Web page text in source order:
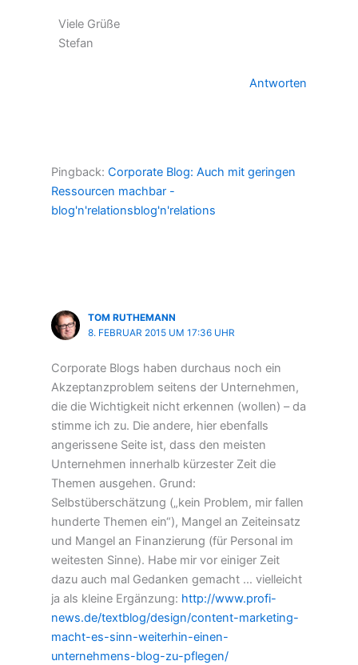
Viele Grüße
Stefan
Antworten
Pingback: Corporate Blog: Auch mit geringen
Ressourcen machbar -
blog'n'relationsblog'n'relations
TOM RUTHEMANN
8. FEBRUAR 2015 UM 17:36 UHR
Corporate Blogs haben durchaus noch ein
Akzeptanzproblem seitens der Unternehmen,
die die Wichtigkeit nicht erkennen (wollen) – da
stimme ich zu. Die andere, hier ebenfalls
angerissene Seite ist, dass den meisten
Unternehmen innerhalb kürzester Zeit die
Themen ausgehen. Grund:
Selbstüberschätzung („kein Problem, mir fallen
hunderte Themen ein“), Mangel an Zeiteinsatz
und Mangel an Finanzierung (für Personal im
weitesten Sinne). Habe mir vor einiger Zeit
dazu auch mal Gedanken gemacht … vielleicht
ja als kleine Ergänzung: http://www.profi-
news.de/textblog/design/content-marketing-
macht-es-sinn-weiterhin-einen-
unternehmens-blog-zu-pflegen/